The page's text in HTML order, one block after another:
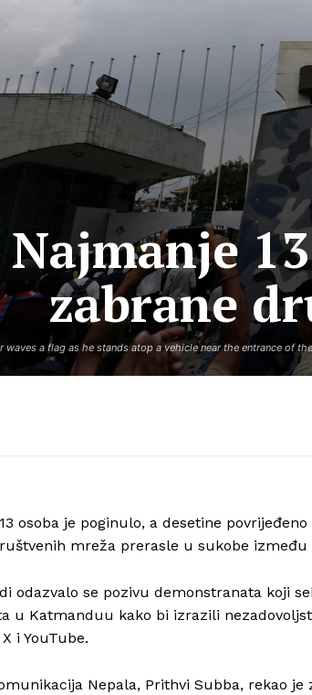
waves a flag as he stands atop a vehicle near the entrance of
Najmanje
zabrane
osoba je poginulo, a desetine
mreža prerasle u sukobe
odazvalo se pozivu demonstranata koji
u Katmanduu kako bi izrazili
i YouTube.
Nepala, Prithvi Subba, rekao